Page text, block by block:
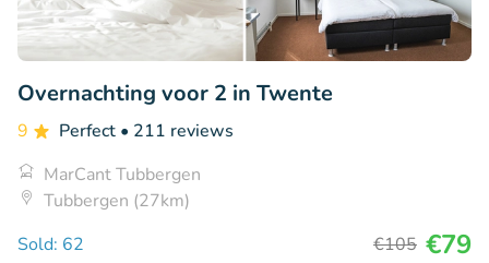
Overnachting voor 2 in Twente
9 Perfect • 211 reviews
MarCant Tubbergen
Tubbergen (27km)
Sold: 62
€105 €79